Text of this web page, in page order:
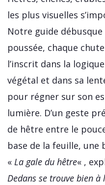
les plus visuelles
Notre guide
poussée, chaque
l’inscrit dans la
végétal et dans sa
pour régner sur son
lumière. D’un geste
de hêtre entre le
base de la feuille, une
« La gale du hêtre« ,
Dedans se trouve bien